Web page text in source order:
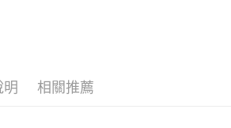
明 相關推薦